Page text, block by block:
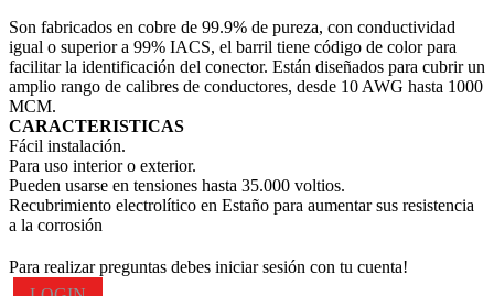
Son fabricados en cobre de 99.9% de pureza, con conductividad
igual o superior a 99% IACS, el barril tiene código de color para
facilitar la identificación del conector. Están diseñados para cubrir un
amplio rango de calibres de conductores, desde 10 AWG hasta 1000
MCM.
CARACTERISTICAS
Fácil instalación.
Para uso interior o exterior.
Pueden usarse en tensiones hasta 35.000 voltios.
Recubrimiento electrolítico en Estaño para aumentar sus resistencia
a la corrosión
Para realizar preguntas debes iniciar sesión con tu cuenta!